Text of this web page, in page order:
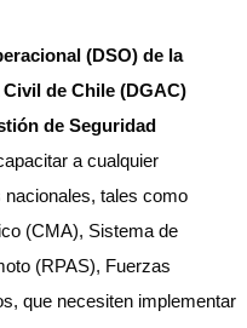
(DSO) de la
de Chile (DGAC)
de Seguridad
a cualquier
tales como
(CMA), Sistema de
(RPAS), Fuerzas
que necesiten implementar